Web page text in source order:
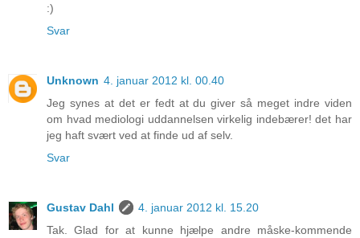
:)
Svar
Unknown 4. januar 2012 kl. 00.40
Jeg synes at det er fedt at du giver så meget indre viden
om hvad mediologi uddannelsen virkelig indebærer! det har
jeg haft svært ved at finde ud af selv.
Svar
Gustav Dahl
4. januar 2012 kl. 15.20
Tak. Glad for at kunne hjælpe andre måske-kommende